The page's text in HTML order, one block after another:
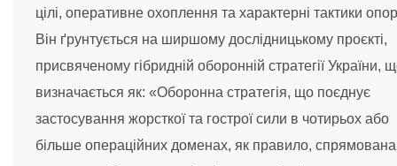
цілі, оперативне охоплення та характерні тактики
Він ґрунтується на ширшому дослідницькому проєкті,
присвяченому гібридній оборонній стратегії України,
визначається як: «Оборонна стратегія, що поєднує
застосування жорсткої та гострої сили в чотирьох або
більше операційних доменах, як правило,